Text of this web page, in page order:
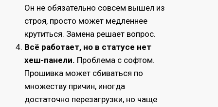
Он не обязательно совсем вышел из
строя, просто может медленнее
крутиться. Замена решает вопрос.
Всё работает, но в статусе нет
хеш-панели. Проблема с софтом.
Прошивка может сбиваться по
множеству причин, иногда
достаточно перезагрузки, но чаще